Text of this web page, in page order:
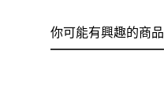
你可能有興趣的商品